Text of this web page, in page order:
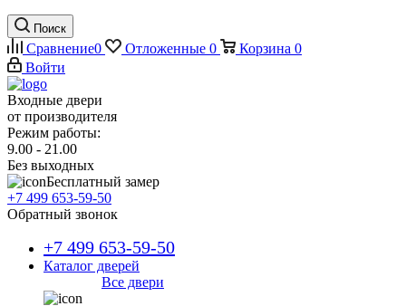
Поиск
Сравнение0 Отложенные 0 Корзина 0
Войти
Входные двери
от производителя
Режим работы:
9.00 - 21.00
Без выходных
Бесплатный замер
+7 499 653-59-50
Обратный звонок
+7 499 653-59-50
Каталог дверей
Все двери